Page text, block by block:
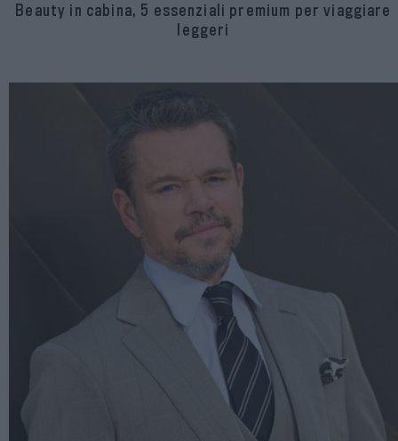
Beauty in cabina, 5 essenziali premium per viaggiare
leggeri